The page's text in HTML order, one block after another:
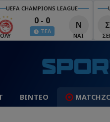
UEFA CHAMPIONS LEAGUE
ΟΛΥ
0 - 0
ΤΕΛ
Ν
ΝΑΪ
Σ
ΒΙΝΤΕΟ